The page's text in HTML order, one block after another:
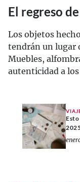
El regreso
Los objetos
tendrán un lugar
Muebles,
autenticidad a los